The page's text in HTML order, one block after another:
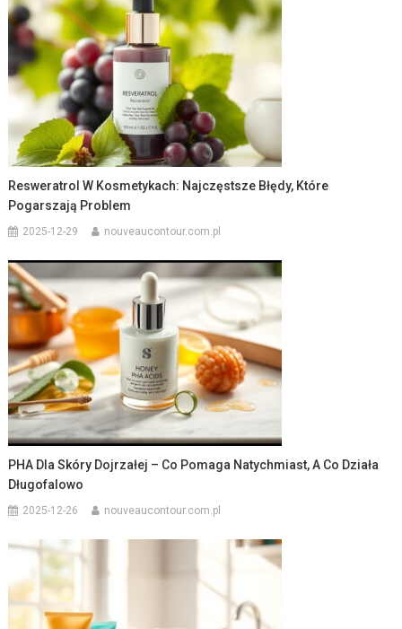
Resweratrol W Kosmetykach: Najczęstsze Błędy, Które
Pogarszają Problem
2025-12-29 nouveaucontour.com.pl
PHA Dla Skóry Dojrzałej – Co Pomaga Natychmiast, A Co Działa
Długofalowo
2025-12-26 nouveaucontour.com.pl